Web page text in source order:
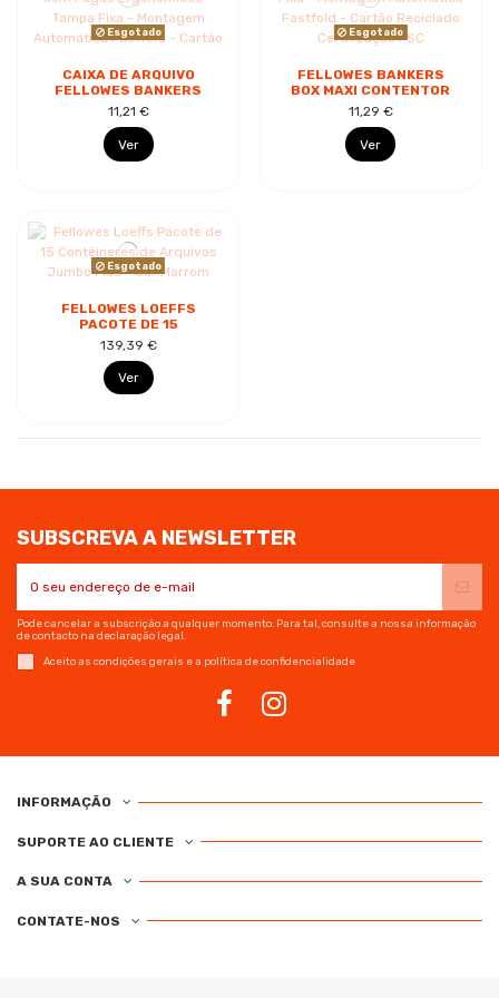
Esgotado
CAIXA DE ARQUIVO
FELLOWES BANKERS
BOX ERGO-STOR MAXI
COM PEGAS
ERGONÓMICAS -
TAMPA FIXA...
11,21 €
Ver
Esgotado
FELLOWES BANKERS
BOX MAXI CONTENTOR
DE ARQUIVOS - TAMPA
FIXA - MONTAGEM
AUTOMÁTICA...
11,29 €
Ver
Esgotado
FELLOWES LOEFFS
PACOTE DE 15
CONTÊINERES DE
ARQUIVOS JUMBO
PLUS - COR MARROM
139,39 €
Ver
SUBSCREVA A NEWSLETTER
Pode cancelar a subscrição a qualquer momento. Para tal, consulte a nossa informação
de contacto na declaração legal.
Aceito as condições gerais e a política de confidencialidade
INFORMAÇÃO
SUPORTE AO CLIENTE
A SUA CONTA
CONTATE-NOS